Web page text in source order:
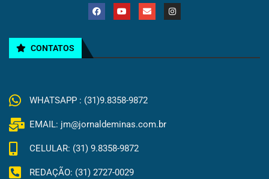
CONTATOS
WHATSAPP : (31)9.8358-9872
EMAIL: jm@jornaldeminas.com.br
CELULAR: (31) 9.8358-9872
REDAÇÃO: (31) 2727-0029